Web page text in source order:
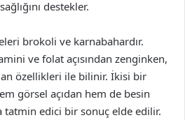
destekler.
brokoli ve karnabahardır.
ve folat açısından zenginken,
özellikleri ile bilinir. İkisi bir
görsel açıdan hem de besin
tatmin edici bir sonuç elde edilir.